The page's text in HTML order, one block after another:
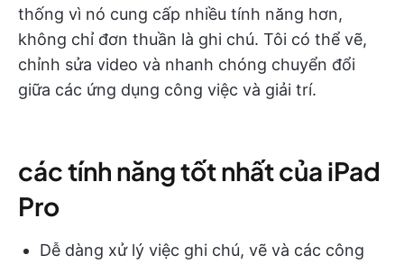
thống vì nó cung cấp nhiều tính năng hơn,
không chỉ đơn thuần là ghi chú. Tôi có thể vẽ,
chỉnh sửa video và nhanh chóng chuyển đổi
giữa các ứng dụng công việc và giải trí.
các tính năng tốt nhất của iPad
Pro
Dễ dàng xử lý việc ghi chú, vẽ và các công